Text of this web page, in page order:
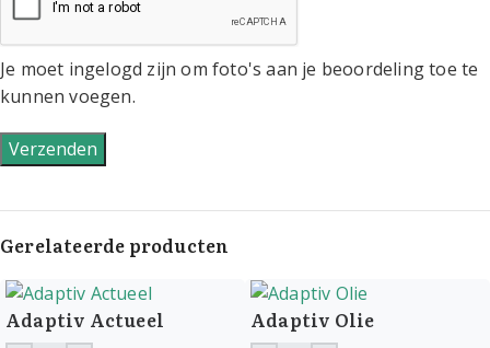
Je moet ingelogd zijn om foto's aan je beoordeling toe te
kunnen voegen.
Gerelateerde producten
Adaptiv Actueel Adaptiv Olie